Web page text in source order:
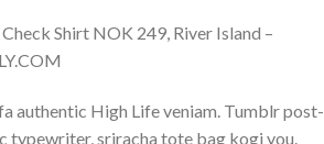
Shirt NOK 249, River Island –
authentic High Life veniam. Tumblr post-
typewriter, sriracha tote bag kogi you.